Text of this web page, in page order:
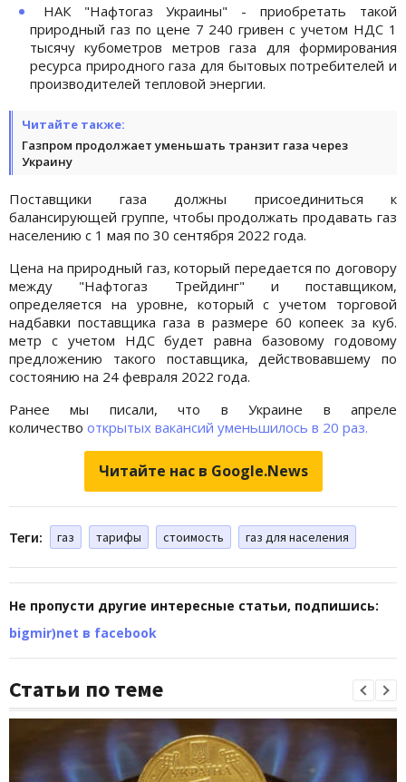
НАК "Нафтогаз Украины" - приобретать такой
природный газ по цене 7 240 гривен с учетом НДС 1
тысячу кубометров метров газа для формирования
ресурса природного газа для бытовых потребителей и
производителей тепловой энергии.
Читайте также:
Газпром продолжает уменьшать транзит газа через
Украину
Поставщики газа должны присоединиться к
балансирующей группе, чтобы продолжать продавать газ
населению с 1 мая по 30 сентября 2022 года.
Цена на природный газ, который передается по договору
между "Нафтогаз Трейдинг" и поставщиком,
определяется на уровне, который с учетом торговой
надбавки поставщика газа в размере 60 копеек за куб.
метр с учетом НДС будет равна базовому годовому
предложению такого поставщика, действовавшему по
состоянию на 24 февраля 2022 года.
Ранее мы писали, что в Украине в апреле
количество открытых вакансий уменьшилось в 20 раз.
Читайте нас в Google.News
Теги: газ тарифы стоимость газ для населения
Не пропусти другие интересные статьи, подпишись:
bigmir)net в facebook
Статьи по теме